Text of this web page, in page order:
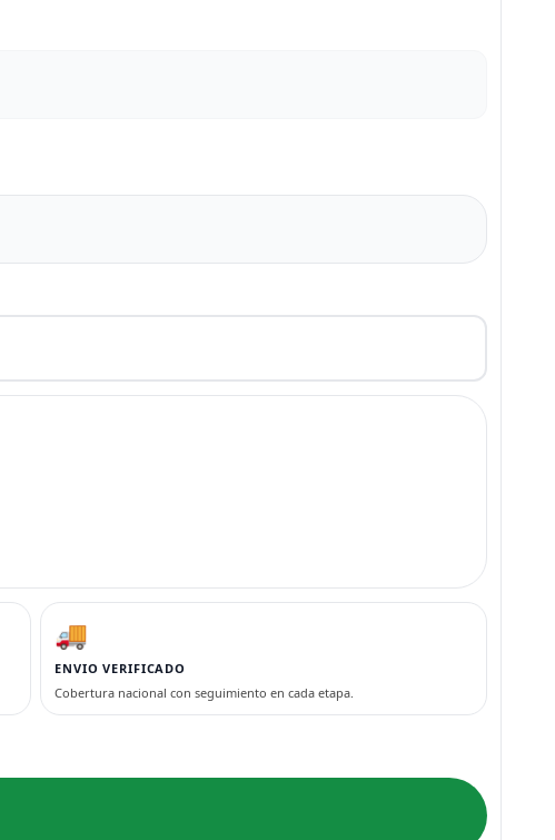
🚚
ENVIO VERIFICADO
Cobertura nacional con seguimiento en cada etapa.